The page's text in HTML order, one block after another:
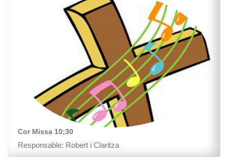
Cor Missa 10;30
Responsable: Robert i Claritza